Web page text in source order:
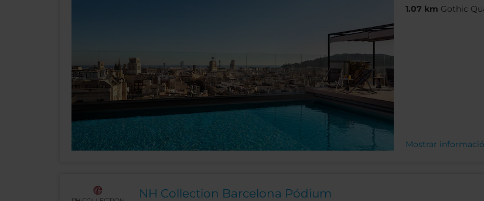
1.07 km Gothic
Mostrar
NH Collection Barcelona Pódium